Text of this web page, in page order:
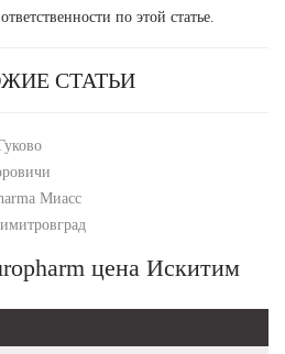
по этой статье.
СТАТЬИ
Миасс
цена Искитим